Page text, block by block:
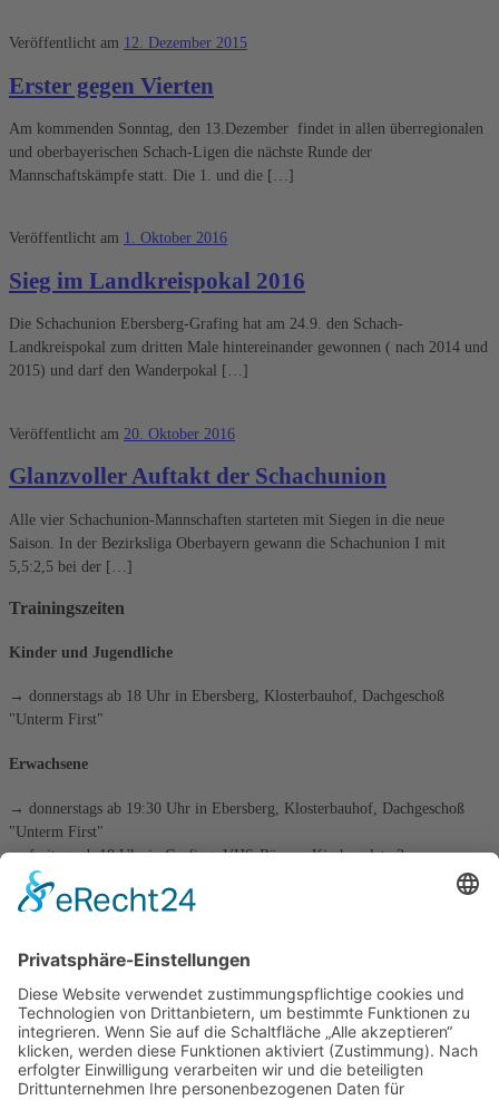
Veröffentlicht am 12. Dezember 2015
Erster gegen Vierten
Am kommenden Sonntag, den 13.Dezember findet in allen überregionalen
und oberbayerischen Schach-Ligen die nächste Runde der
Mannschaftskämpfe statt. Die 1. und die […]
Veröffentlicht am 1. Oktober 2016
Sieg im Landkreispokal 2016
Die Schachunion Ebersberg-Grafing hat am 24.9. den Schach-
Landkreispokal zum dritten Male hintereinander gewonnen ( nach 2014 und
2015) und darf den Wanderpokal […]
Veröffentlicht am 20. Oktober 2016
Glanzvoller Auftakt der Schachunion
Alle vier Schachunion-Mannschaften starteten mit Siegen in die neue
Saison. In der Bezirksliga Oberbayern gewann die Schachunion I mit
5,5:2,5 bei der […]
Trainingszeiten
Kinder und Jugendliche
→ donnerstags ab 18 Uhr in Ebersberg, Klosterbauhof, Dachgeschoß
"Unterm First"
Erwachsene
→ donnerstags ab 19:30 Uhr in Ebersberg, Klosterbauhof, Dachgeschoß
"Unterm First"
→ freitags ab 18 Uhr in Grafing, VHS-Räume, Kirchenplatz 3
die tägliche Schachaufgabe
Kategorien
Archiv